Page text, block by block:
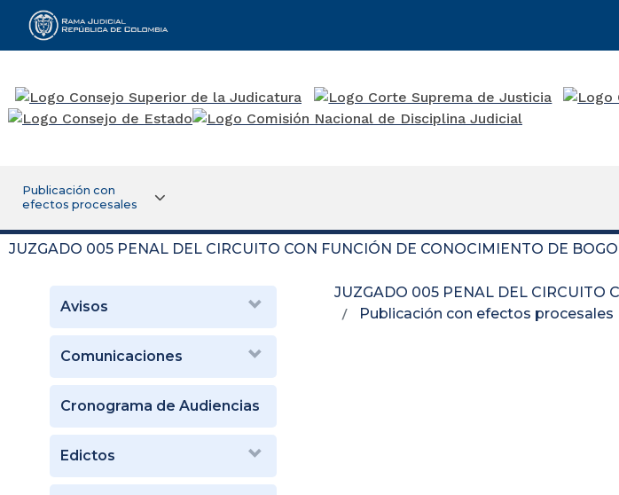
Rama Judicial
Publicación con
efectos procesales
JUZGADO 005 PENAL DEL CIRCUITO CON FUNCIÓN DE CONOCIMIENTO DE
Avisos
Comunicaciones
Cronograma de Audiencias
Edictos
JUZGADO 005 PENAL DEL CIRCUITO
Publicación con efectos procesales